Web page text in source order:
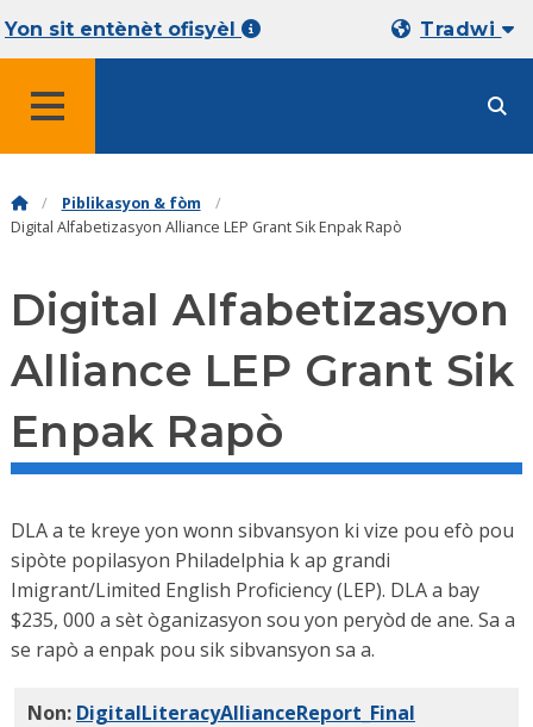
Yon sit entènèt ofisyèl Tradwi
Piblikasyon & fòm
Digital Alfabetizasyon Alliance LEP Grant Sik Enpak Rapò
Digital Alfabetizasyon
Alliance LEP Grant Sik
Enpak Rapò
DLA a te kreye yon wonn sibvansyon ki vize pou efò pou
sipòte popilasyon Philadelphia k ap grandi
Imigrant/Limited English Proficiency (LEP). DLA a bay
$235, 000 a sèt òganizasyon sou yon peryòd de ane. Sa a
se rapò a enpak pou sik sibvansyon sa a.
Non: DigitalLiteracyAllianceReport_Final